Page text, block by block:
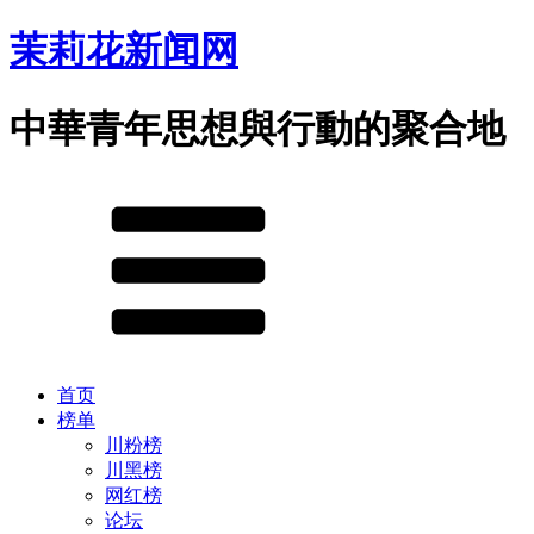
茉莉花新闻网
中華青年思想與行動的聚合地
首页
榜单
川粉榜
川黑榜
网红榜
论坛